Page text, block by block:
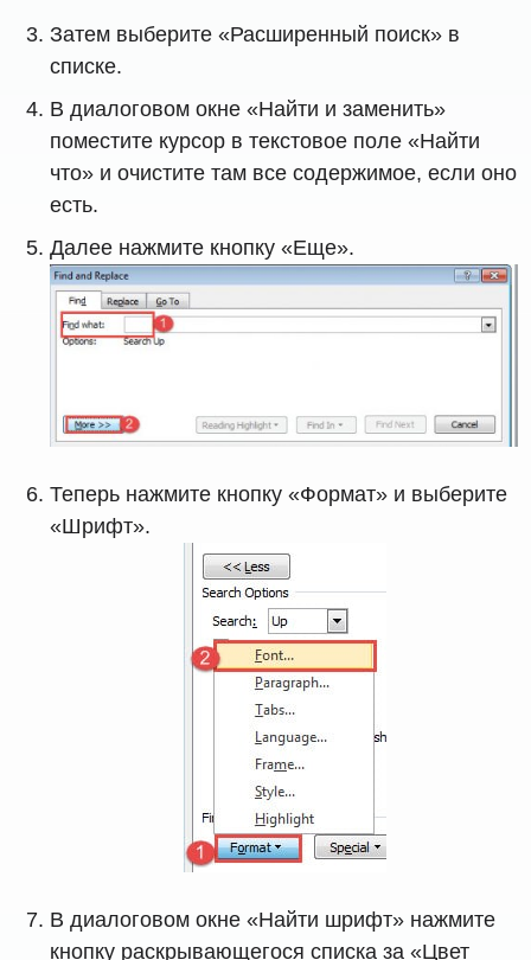
Затем выберите «Расширенный поиск» в
списке.
В диалоговом окне «Найти и заменить»
поместите курсор в текстовое поле «Найти
что» и очистите там все содержимое, если оно
есть.
Далее нажмите кнопку «Еще».
Теперь нажмите кнопку «Формат» и выберите
«Шрифт».
В диалоговом окне «Найти шрифт» нажмите
кнопку раскрывающегося списка за «Цвет